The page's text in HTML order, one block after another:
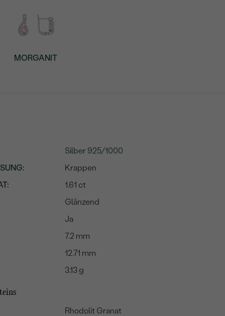
MORGANIT
Silber 925/1000
:
Krappen
1.61 ct
Glänzend
Ja
7.2 mm
12.71 mm
3.13 g
Rhodolit Granat